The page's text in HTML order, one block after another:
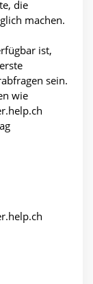
die
machen.
ist,
sein.
wie